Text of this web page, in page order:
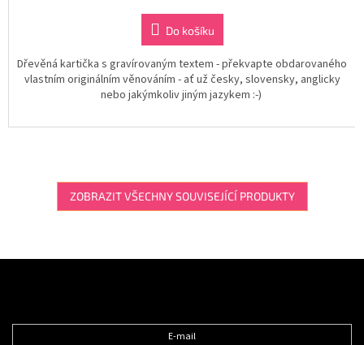
Do košíku
Dřevěná kartička s gravírovaným textem - překvapte obdarovaného
vlastním originálním věnováním - ať už česky, slovensky, anglicky
nebo jakýmkoliv jiným jazykem :-)
ZOBRAZIT VŠECHNY SOUVISEJÍCÍ PRODUKTY
E-mail